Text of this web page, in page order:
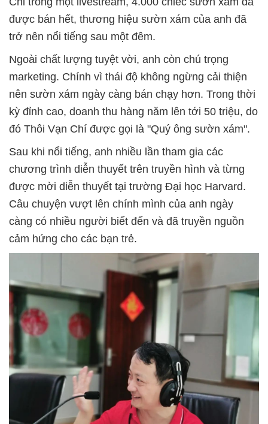
được bán hết, thương hiệu sườn xám của anh đã
trở nên nổi tiếng sau một đêm.
Ngoài chất lượng tuyệt vời, anh còn chú trọng
marketing. Chính vì thái độ không ngừng cải thiện
nên sườn xám ngày càng bán chạy hơn. Trong thời
kỳ đỉnh cao, doanh thu hàng năm lên tới 50 triệu, do
đó Thôi Vạn Chí được gọi là "Quý ông sườn xám".
Sau khi nổi tiếng, anh nhiều lần tham gia các
chương trình diễn thuyết trên truyền hình và từng
được mời diễn thuyết tại trường Đại học Harvard.
Câu chuyện vượt lên chính mình của anh ngày
càng có nhiều người biết đến và đã truyền nguồn
cảm hứng cho các bạn trẻ.